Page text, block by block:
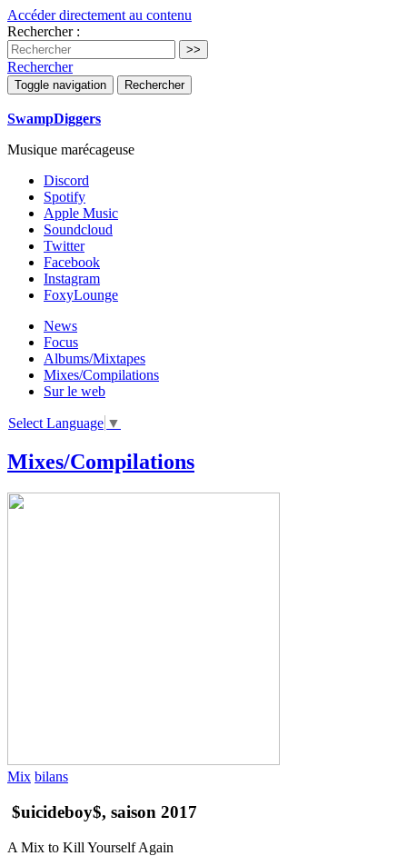
Accéder directement au contenu
Rechercher :
Rechercher
Toggle navigation Rechercher
SwampDiggers
Musique marécageuse
Discord
Spotify
Apple Music
Soundcloud
Twitter
Facebook
Instagram
FoxyLounge
News
Focus
Albums/Mixtapes
Mixes/Compilations
Sur le web
Select Language ▼
Mixes/Compilations
Mix bilans
$uicideboy$, saison 2017
A Mix to Kill Yourself Again